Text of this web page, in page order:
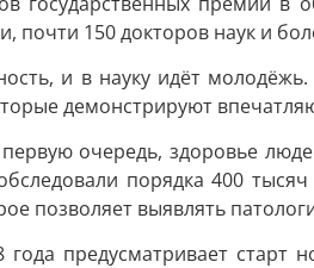
почти 150 докторов наук и
и в науку идёт
демонстрируют
очередь, здоровье
порядка 400
позволяет выявлять
предусматривает старт